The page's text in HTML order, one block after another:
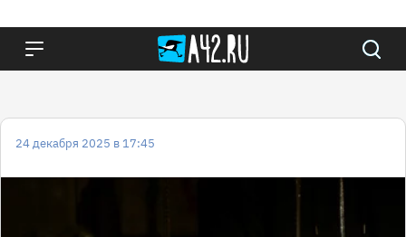
24 декабря 2025 в 17:45